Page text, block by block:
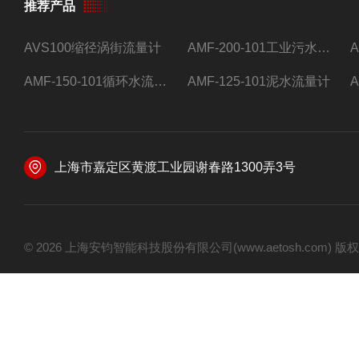
推荐产品
AVS100缩径涡街流量计 AMF-200-101工业污水流量计
AMF-150-101循环水流量计,电磁流量计 AMF-125-101泥水流量计
上海市嘉定区黄渡工业园谢春路1300弄3号
© 2026 上海安钧智能科技股份有限公司(www.aetosh.com) 版